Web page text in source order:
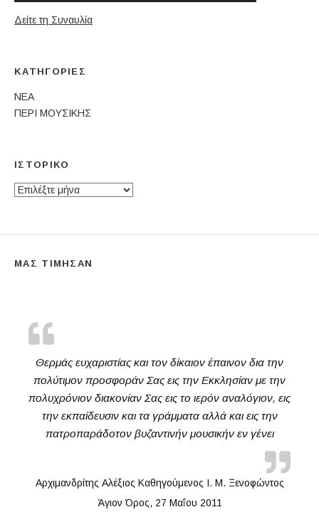
Δείτε τη Συναυλία
ΚΑΤΗΓΟΡΊΕΣ
ΝΕΑ
ΠΕΡΙ ΜΟΥΣΙΚΗΣ
ΙΣΤΟΡΙΚΌ
Ιστορικό
ΜΑΣ ΤΙΜΗΣΑΝ
Θερμάς ευχαριστίας και τον δίκαιον έπαινον δια την
πολύτιμον προσφοράν Σας εις την Εκκλησίαν με την
πολυχρόνιον διακονίαν Σας εις το ιερόν αναλόγιον, εις
την εκπαίδευσιν και τα γράμματα αλλά και εις την
πατροπαράδοτον βυζαντινήν μουσικήν εν γένει
Αρχιμανδρίτης Αλέξιος Καθηγούμενος Ι. Μ. Ξενοφώντος
Άγιον Όρος, 27 Μαΐου 2011